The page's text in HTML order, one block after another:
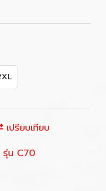
เปรียบเทียบ
รุ่น C70